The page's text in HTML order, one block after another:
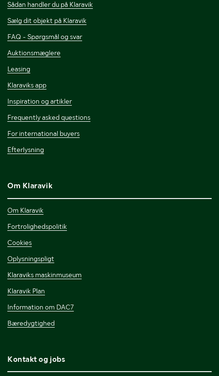
Sådan handler du på Klaravik
Sælg dit objekt på Klaravik
FAQ - Spørgsmål og svar
Auktionsmæglere
Leasing
Klaraviks app
Inspiration og artikler
Frequently asked questions
For international buyers
Efterlysning
Om Klaravik
Om Klaravik
Fortrolighedspolitik
Cookies
Oplysningspligt
Klaraviks maskinmuseum
Klaravik Plan
Information om DAC7
Bæredygtighed
Kontakt og jobs